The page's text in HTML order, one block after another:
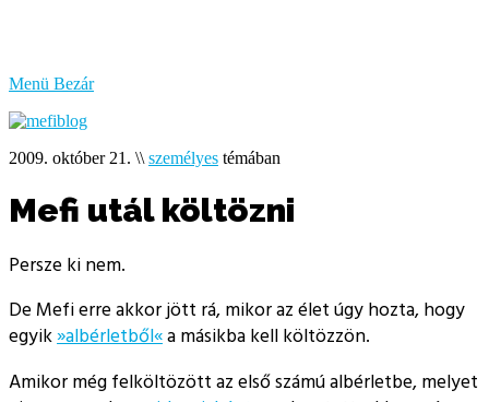
Menü Bezár
2009. október 21. \\ személyes témában
Mefi utál költözni
Persze ki nem.
De Mefi erre akkor jött rá, mikor az élet úgy hozta, hogy
egyik»albérletből«a másikba kell költözzön.
Amikor még felköltözött az első számú albérletbe, melyet